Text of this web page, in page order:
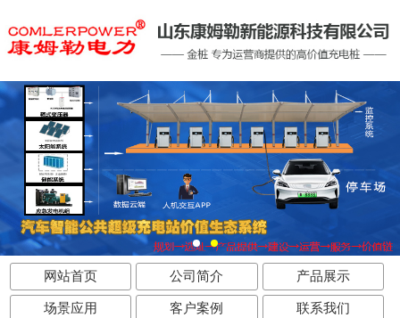
网站首页 公司简介 产品展示
场景应用 客户案例 联系我们